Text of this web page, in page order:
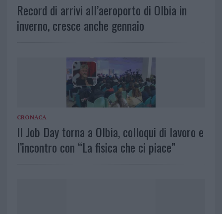
Record di arrivi all’aeroporto di Olbia in
inverno, cresce anche gennaio
CRONACA
Il Job Day torna a Olbia, colloqui di lavoro e
l’incontro con “La fisica che ci piace”